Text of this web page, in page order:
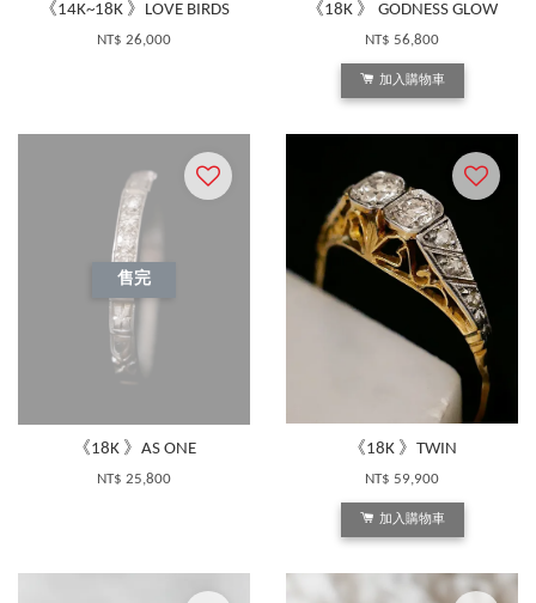
《14K~18K 》LOVE BIRDS
NT$ 26,000
《18K 》 GODNESS GLOW
NT$ 56,800
加入購物車
售完
《18K 》AS ONE
NT$ 25,800
《18K 》TWIN
NT$ 59,900
加入購物車